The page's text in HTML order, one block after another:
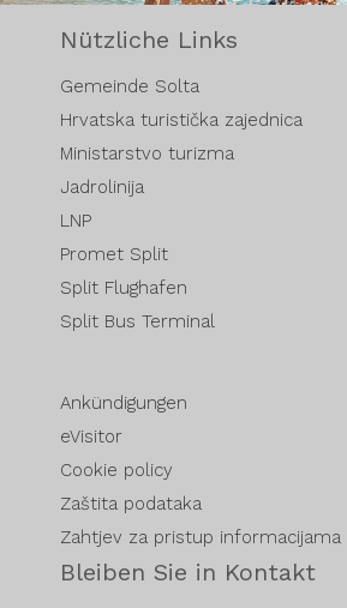
Nützliche Links
Gemeinde Solta
Hrvatska turistička zajednica
Ministarstvo turizma
Jadrolinija
LNP
Promet Split
Split Flughafen
Split Bus Terminal
Ankündigungen
eVisitor
Cookie policy
Zaštita podataka
Zahtjev za pristup informacijama
Bleiben Sie in Kontakt